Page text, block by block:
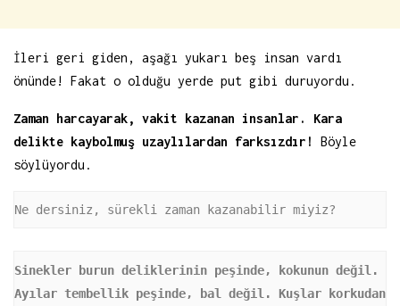
İleri geri giden, aşağı yukarı beş insan vardı
önünde! Fakat o olduğu yerde put gibi duruyordu.
Zaman harcayarak, vakit kazanan insanlar. Kara
delikte kaybolmuş uzaylılardan farksızdır!
Böyle
söylüyordu.
Ne dersiniz, sürekli zaman kazanabilir miyiz?
Sinekler burun deliklerinin peşinde, kokunun değil.
Ayılar tembellik peşinde, bal değil. Kuşlar korkudan